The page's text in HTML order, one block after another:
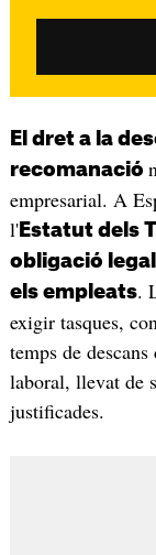
El dret a la
recomanació
empresarial. A
l'Estatut dels
obligació
els empleats.
exigir tasques,
temps de
laboral, llevat de
justificades.